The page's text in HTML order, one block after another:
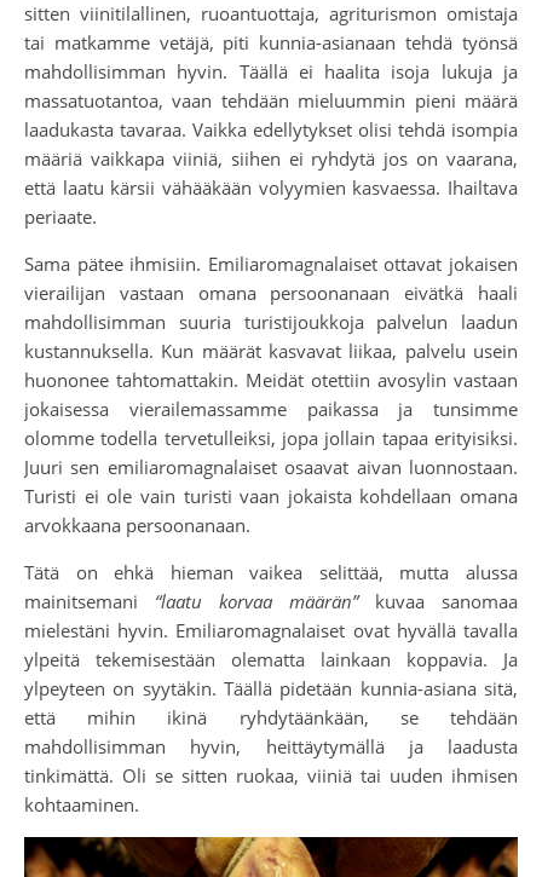
sitten viinitilallinen, ruoantuottaja, agriturismon omistaja
tai matkamme vetäjä, piti kunnia-asianaan tehdä työnsä
mahdollisimman hyvin. Täällä ei haalita isoja lukuja ja
massatuotantoa, vaan tehdään mieluummin pieni määrä
laadukasta tavaraa. Vaikka edellytykset olisi tehdä isompia
määriä vaikkapa viiniä, siihen ei ryhdytä jos on vaarana,
että laatu kärsii vähääkään volyymien kasvaessa. Ihailtava
periaate.
Sama pätee ihmisiin. Emiliaromagnalaiset ottavat jokaisen
vierailijan vastaan omana persoonanaan eivätkä haali
mahdollisimman suuria turistijoukkoja palvelun laadun
kustannuksella. Kun määrät kasvavat liikaa, palvelu usein
huononee tahtomattakin. Meidät otettiin avosylin vastaan
jokaisessa vierailemassamme paikassa ja tunsimme
olomme todella tervetulleiksi, jopa jollain tapaa erityisiksi.
Juuri sen emiliaromagnalaiset osaavat aivan luonnostaan.
Turisti ei ole vain turisti vaan jokaista kohdellaan omana
arvokkaana persoonanaan.
Tätä on ehkä hieman vaikea selittää, mutta alussa
mainitsemani “laatu korvaa määrän”kuvaa sanomaa
mielestäni hyvin. Emiliaromagnalaiset ovat hyvällä tavalla
ylpeitä tekemisestään olematta lainkaan koppavia. Ja
ylpeyteen on syytäkin. Täällä pidetään kunnia-asiana sitä,
että mihin ikinä ryhdytäänkään, se tehdään
mahdollisimman hyvin, heittäytymällä ja laadusta
tinkimättä. Oli se sitten ruokaa, viiniä tai uuden ihmisen
kohtaaminen.